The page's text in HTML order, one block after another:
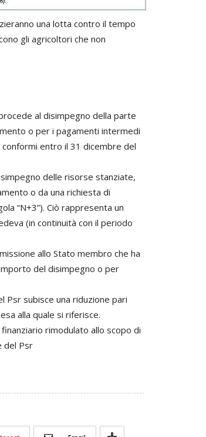
una lotta contro il tempo
gli agricoltori che non
al disimpegno della parte
o per i pagamenti intermedi
entro il 31 dicembre del
delle risorse stanziate,
o da una richiesta di
“N+3”). Ciò rappresenta un
(in continuità con il periodo
allo Stato membro che ha
del disimpegno o per
Psr subisce una riduzione pari
alla quale si riferisce.
rimodulato allo scopo di
del Psr